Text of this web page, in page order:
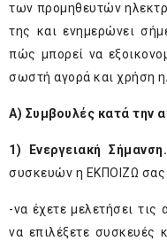
των προμηθευτών
της και ενημερώνει
πώς μπορεί να
σωστή αγορά και χρήση
A) Συμβουλές κατά την
1) Ενεργειακή Σήμανση.
συσκευών η ΕΚΠΟΙΖΩ σας
-να έχετε μελετήσει
να επιλέξετε συσκευές